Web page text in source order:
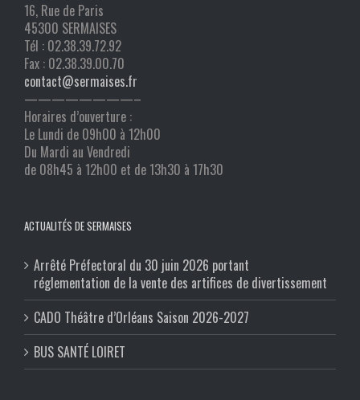
16, Rue de Paris
45300 SERMAISES
Tél : 02.38.39.72.92
Fax : 02.38.39.00.70
contact@sermaises.fr
————————–
Horaires d’ouverture :
Le Lundi de 09h00 à 12h00
Du Mardi au Vendredi
de 08h45 à 12h00 et de 13h30 à 17h30
ACTUALITÉS DE SERMAISES
Arrêté Préfectoral du 30 juin 2026 portant
réglementation de la vente des artifices de divertissement
CADO Théâtre d’Orléans Saison 2026-2027
BUS SANTÉ LOIRET